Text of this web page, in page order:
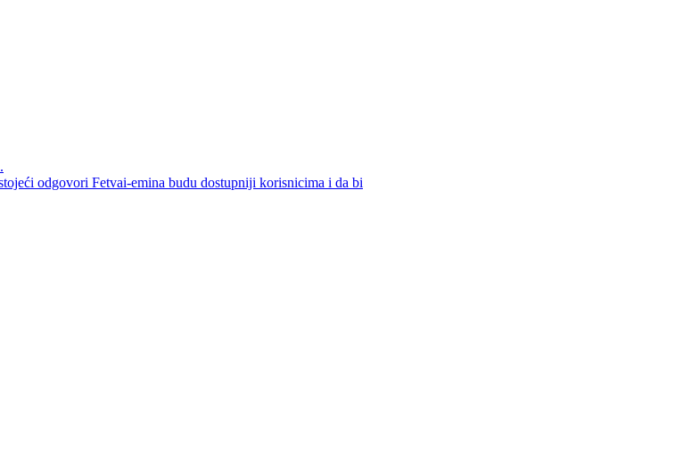
.
odgovori Fetvai-emina budu dostupniji korisnicima i da bi